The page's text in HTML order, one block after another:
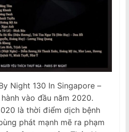
Night 130 In Singapore –
vào đầu năm 2020.
là thời điểm dịch bệnh
phát mạnh mẽ ra phạm